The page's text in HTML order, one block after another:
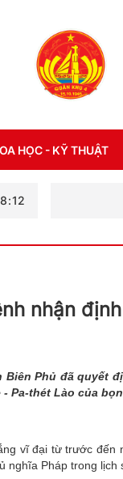
NĂM XƯA
NGÀY
VŨ TRANG
15/10/2020)
HỌC - KỸ THUẬT
:13
nhận
Phủ đã quyết
Pa-thét Lào của
vĩ đại từ trước
nghĩa Pháp trong